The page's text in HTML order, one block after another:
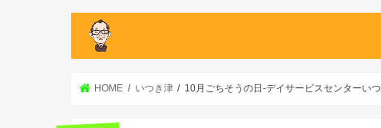
HOME いつき津 10月ごちそうの日-デイサービスセンターい